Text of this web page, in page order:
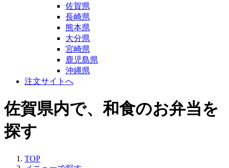
佐賀県
長崎県
熊本県
大分県
宮崎県
鹿児島県
沖縄県
注文サイトへ
佐賀県内で、和食のお弁当を
探す
TOP